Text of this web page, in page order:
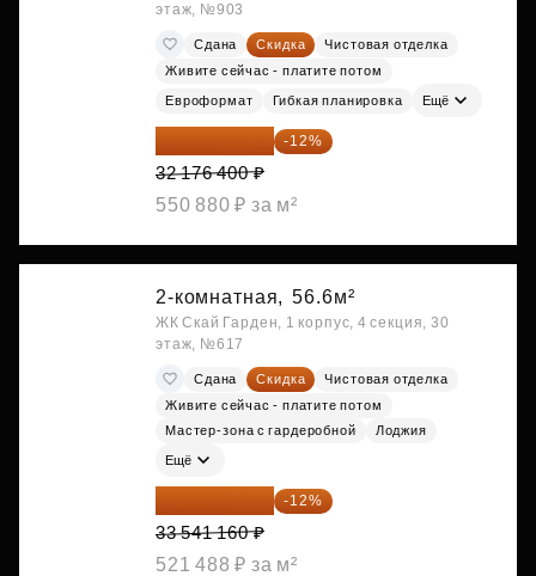
этаж, №903
Сдана Скидка
Чистовая отделка
Живите сейчас - платите потом
Евроформат Гибкая планировка Ещё
28 315 232 ₽ -12%
32 176 400 ₽
550 880 ₽ за м²
2-комнатная, 56.6м²
ЖК Скай Гарден, 1 корпус, 4 секция, 30
этаж, №617
Сдана Скидка
Чистовая отделка
Живите сейчас - платите потом
Мастер-зона с гардеробной
Лоджия
Ещё
29 516 221 ₽ -12%
33 541 160 ₽
521 488 ₽ за м²